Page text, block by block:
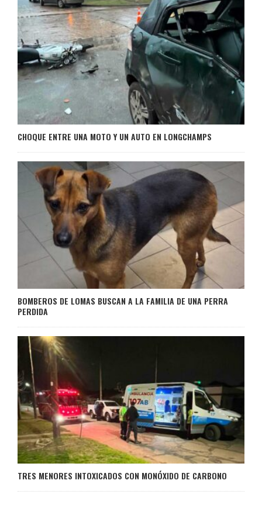
CHOQUE ENTRE UNA MOTO Y UN AUTO EN LONGCHAMPS
BOMBEROS DE LOMAS BUSCAN A LA FAMILIA DE UNA PERRA
PERDIDA
TRES MENORES INTOXICADOS CON MONÓXIDO DE CARBONO